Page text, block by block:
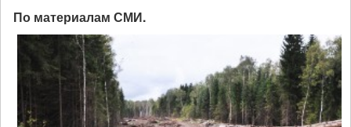
По материалам СМИ.